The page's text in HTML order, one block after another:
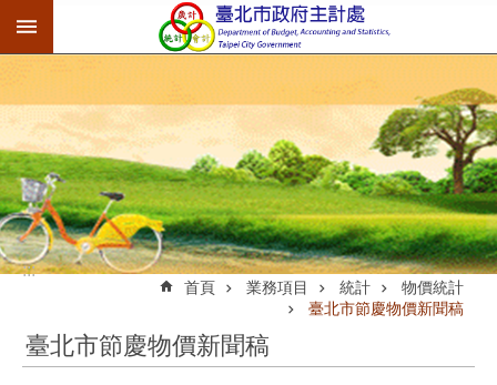
跳到主要內容區塊
:::
首頁 業務項目 統計
物價統計
臺北市節慶物價新聞稿
臺北市節慶物價新聞稿